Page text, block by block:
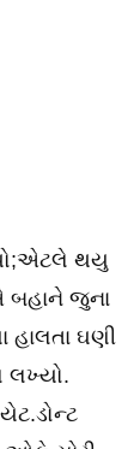
થયુ
બહાને જુના
હાલતા ઘણી
લખ્યો.